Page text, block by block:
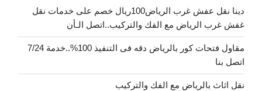
دينا نقل عفش غرب الرياض100ريال خصم على خدمات نقل
غفش غرب الرياض مع الفك والتركيب..اتصل الـأن
مقاول فتحات كور بالرياض دقه فى التنفيذ 100%..خدمة 7/24
اتصل بنا
نقل اثاث بالرياض مع الفك والتركيب